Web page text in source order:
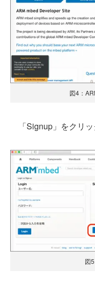
図4：
「Signup」をクリッ
図